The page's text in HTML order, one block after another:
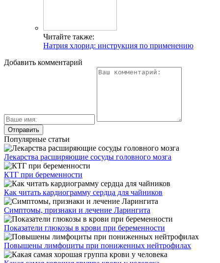
Читайте также:
Натрия хлорид: инструкция по применению
Добавить комментарий
Популярные статьи
Лекарства расширяющие сосуды головного мозга
КТГ при беременности
Как читать кардиограмму сердца для чайников
Симптомы, признаки и лечение Ларингита
Показатели глюкозы в крови при беременности
Повышены лимфоциты при пониженных нейтрофилах